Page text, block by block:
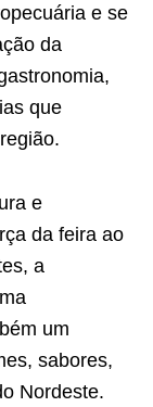
e se
da
que
e
da feira ao
a
um
sabores,
Nordeste.